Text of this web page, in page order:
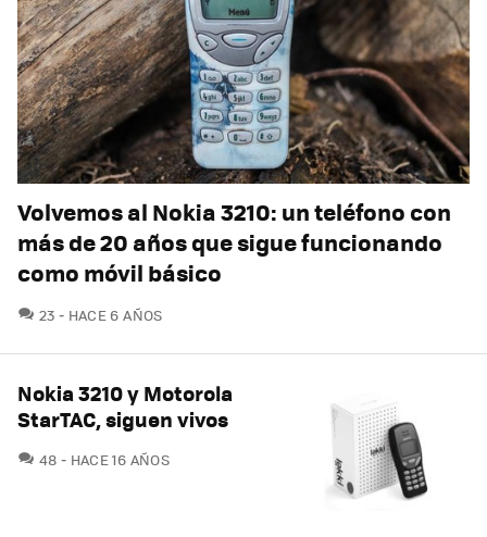
Volvemos al Nokia 3210: un teléfono con
más de 20 años que sigue funcionando
como móvil básico
23 COMENTARIOS
HACE 6 AÑOS
Nokia 3210 y Motorola
StarTAC, siguen vivos
48 COMENTARIOS
HACE 16 AÑOS